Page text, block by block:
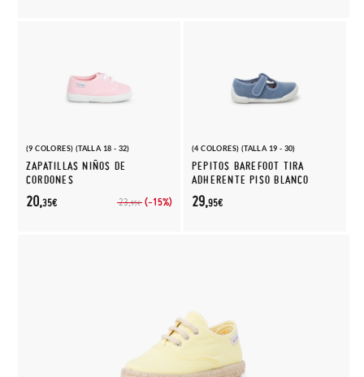
(9 COLORES) (TALLA 18 - 32)
ZAPATILLAS NIÑOS DE
CORDONES
23,95€ (-15%)
20,35€
(4 COLORES) (TALLA 19 - 30)
PEPITOS BAREFOOT TIRA
ADHERENTE PISO BLANCO
29,95€